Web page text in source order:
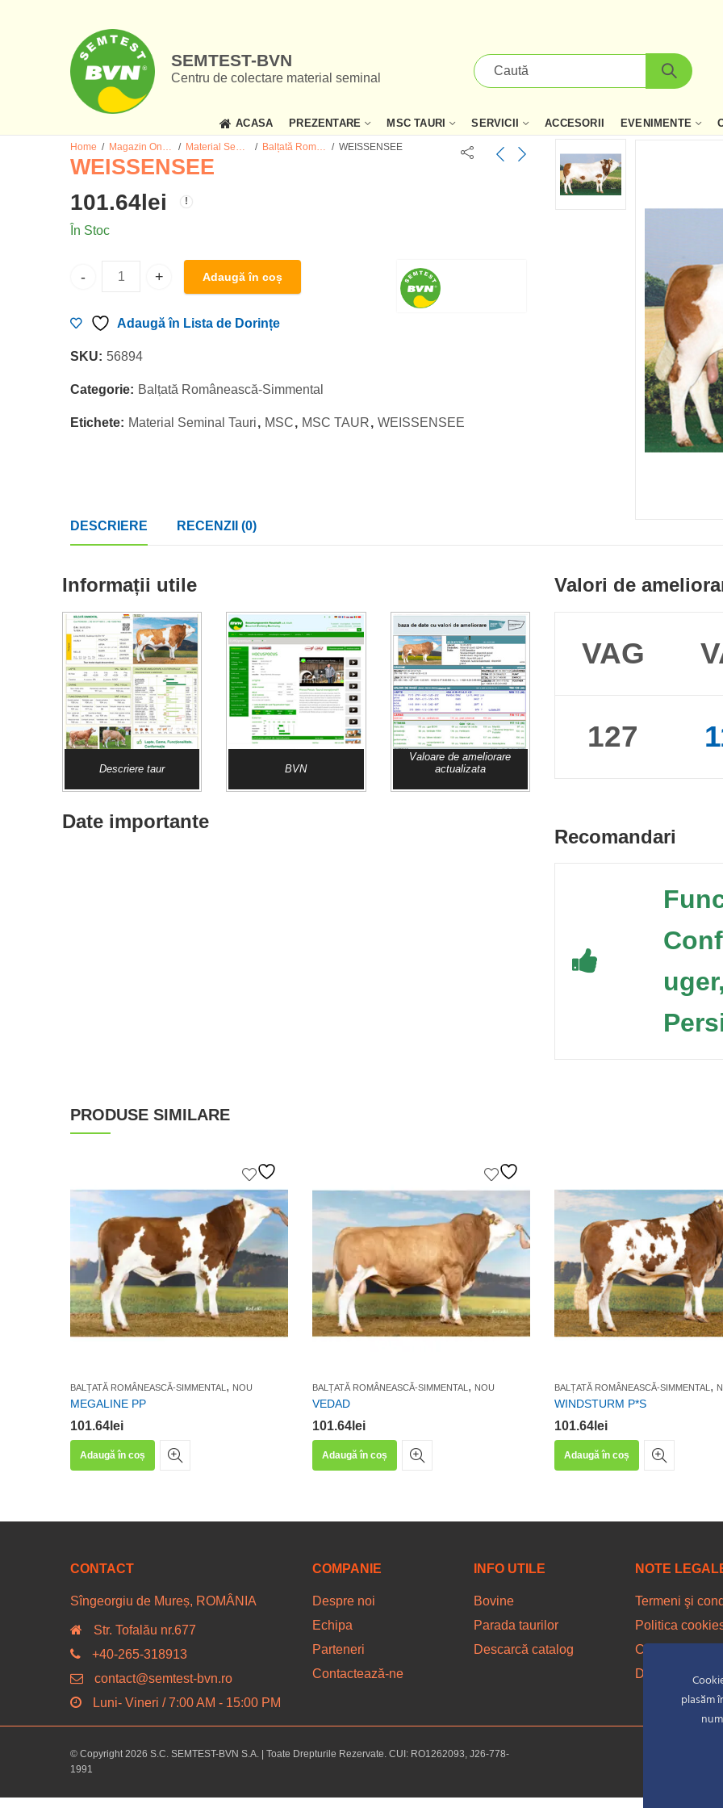
SEMTEST-BVN
Centru de colectare material seminal
ACASA PREZENTARE MSC TAURI SERVICII ACCESORII EVENIMENTE
Home Magazin Online Material Seminal de Tauri Material Seminal Tauri Balțată Românească-Simmental WEISSENSEE
WEISSENSEE
101.64lei
În Stoc
WEISSENSEE cantitate
Adaugă în coș
Adaugă în Lista de Dorințe
SKU: 56894
Categorie: Balțată Românească-Simmental
Etichete: Material Seminal Tauri, MSC, MSC TAUR, WEISSENSEE
DESCRIERE RECENZII (0)
Informații utile
Descriere taur BVN
Valoare de ameliorare
actualizata
Date importante
Valori de
VAG
127
Recomandari
PRODUSE SIMILARE
BALȚATĂ ROMÂNEASCĂ-SIMMENTAL , NOU
MEGALINE PP
101.64 lei
Adaugă în coș
BALȚATĂ ROMÂNEASCĂ-SIMMENTAL , NOU
VEDAD
101.64 lei
Adaugă în coș
BALȚATĂ ROMÂNEASCĂ-SIMMENTAL ,
WINDSTURM P*S
101.64 lei
Adaugă în coș
CONTACT
Sîngeorgiu de Mureș, ROMÂNIA
Str. Tofalău nr.677
+40-265-318913
contact@semtest-bvn.ro
Luni- Vineri / 7:00 AM - 15:00 PM
COMPANIE
Despre noi
Echipa
Parteneri
Contactează-ne
INFO UTILE
Bovine
Parada taurilor
Descarcă catalog
NOTE
Termeni şi
Politica
Drepturi de
© Copyright 2026 S.C. SEMTEST-BVN S.A. | Toate Drepturile Rezervate. CUI: RO1262093, J26-778-
1991
plasăm